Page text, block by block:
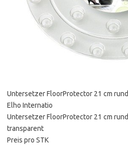
Untersetzer FloorProtector 21 cm rund
Elho Internatio
Untersetzer FloorProtector 21 cm rund
transparent
Preis pro STK